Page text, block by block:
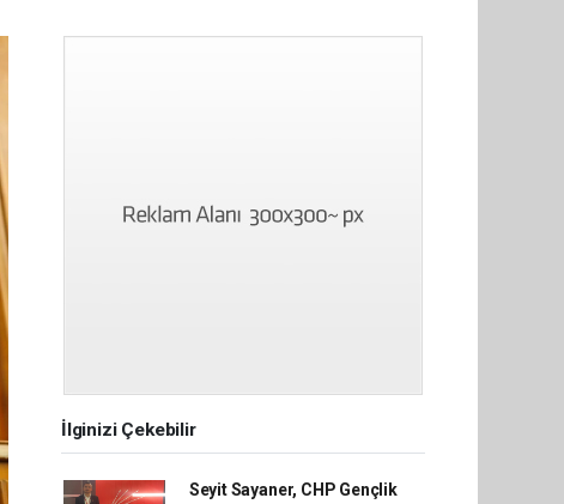
İlginizi Çekebilir
Seyit Sayaner, CHP Gençlik